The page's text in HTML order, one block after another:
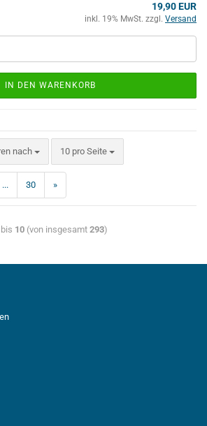
19,90 EUR
inkl. 19% MwSt. zzgl. Versand
IN DEN WARENKORB
nach 10 pro Seite
... 30 »
bis 10(von insgesamt 293)